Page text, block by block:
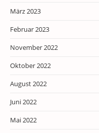
März 2023
Februar 2023
November 2022
Oktober 2022
August 2022
Juni 2022
Mai 2022